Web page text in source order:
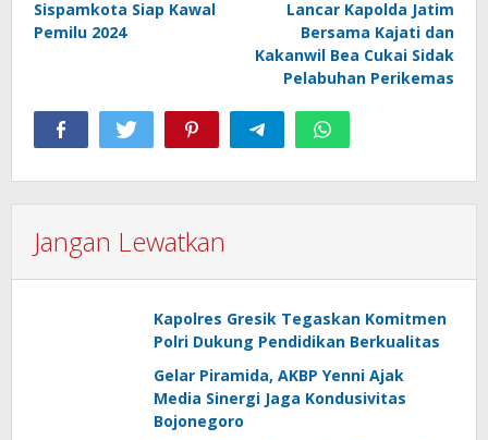
Sispamkota Siap Kawal
Pemilu 2024
Lancar Kapolda Jatim
Bersama Kajati dan
Kakanwil Bea Cukai Sidak
Pelabuhan Perikemas
Jangan Lewatkan
Kapolres Gresik Tegaskan Komitmen
Polri Dukung Pendidikan Berkualitas
Gelar Piramida, AKBP Yenni Ajak
Media Sinergi Jaga Kondusivitas
Bojonegoro